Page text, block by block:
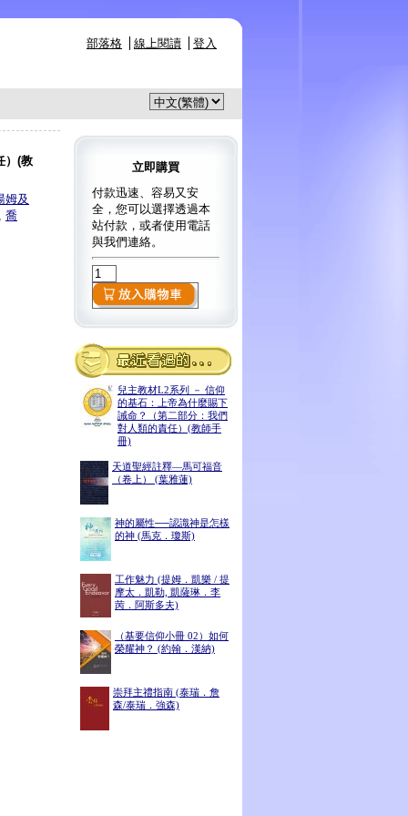
部落格 線上閱讀 登入
立即購買
付款迅速、容易又安
全，您可以選擇透過本
站付款，或者使用電話
與我們連絡。
兒主教材L2系列 － 信仰
的基石：上帝為什麼賜下
誡命？（第二部分：我們
對人類的責任）(教師手
冊)
天道聖經註釋—馬可福音
（卷上） (葉雅蓮)
神的屬性──認識神是怎樣
的神 (馬克．瓊斯)
工作魅力 (提姆．凱樂 / 提
摩太．凱勒, 凱薩琳．李
苪．阿斯多夫)
（基要信仰小冊 02）如何
榮耀神？ (約翰．漢納)
崇拜主禮指南 (泰瑞．詹
森/泰瑞．強森)
）(教
姆及
喬